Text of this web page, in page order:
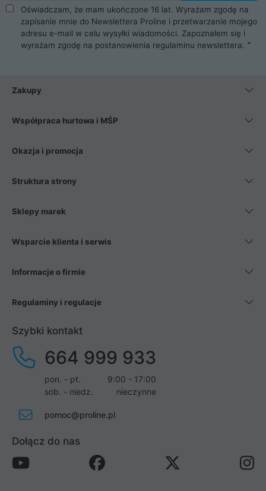
takie jak procesory, karty graficzne, płyty główne, pamięci,
dyski SSD, M.2 oraz HDD. Nasi pracownicy pomogą Ci wybrać
najlepszy zasilacz komputerowy oraz obudowę do komputera.
Poza komputerami mamy również najlepsze na rynku
Smartfony takich producentów jak Xiaomi, Apple, Samsung i
wentylatory. Na koniec mając już to wszystko, możesz
Oświadczam, że mam ukończone 16 lat. Wyrażam zgodę na
zapisanie mnie do Newslettera Proline i przetwarzanie mojego
adresu e-mail w celu wysyłki wiadomości. Zapoznałem się i
wyrażam zgodę na postanowienia regulaminu newslettera.
Zakupy
Współpraca hurtowa i MŚP
Okazja i promocja
Struktura strony
Sklepy marek
Wsparcie klienta i serwis
Informacje o firmie
Regulaminy i regulacje
Szybki kontakt
664 999 933
pon. - pt.
9:00 - 17:00
sob. - niedz.
nieczynne
pomoc@proline.pl
Dołącz do nas